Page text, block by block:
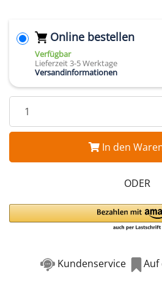
Online bestellen
Verfügbar
Lieferzeit 3-5 Werktage
Versandinformationen
In den
ODER
Kundenservice Auf